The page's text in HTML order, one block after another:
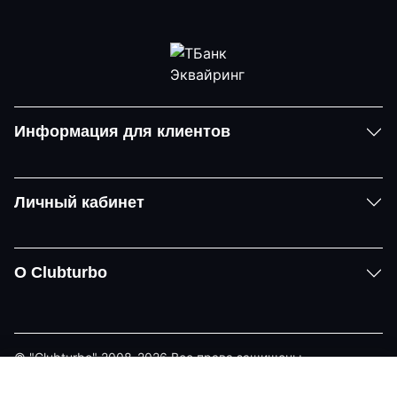
Информация для клиентов
Личный кабинет
О Clubturbo
© "Clubturbo" 2008-2026 Все права защищены